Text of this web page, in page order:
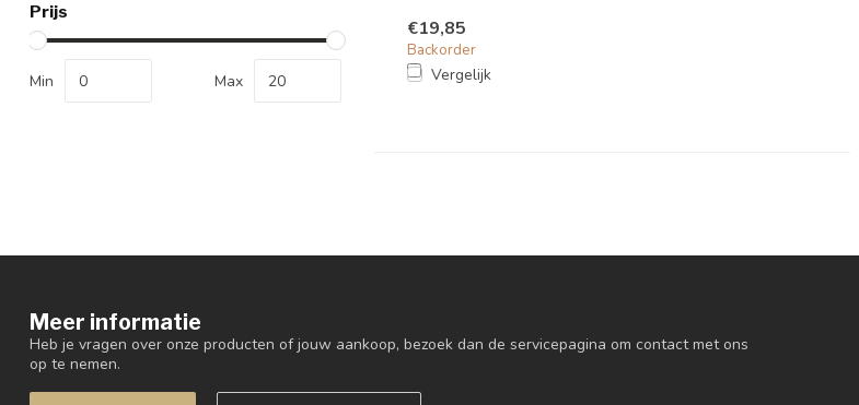
Prijs
Min Max
€19,85
Backorder
Vergelijk
Meer informatie
Heb je vragen over onze producten of jouw aankoop, bezoek dan de servicepagina om contact met ons
op te nemen.